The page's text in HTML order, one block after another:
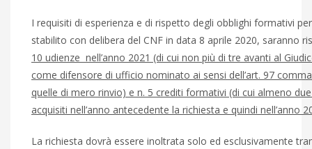
I requisiti di esperienza e di rispetto degli obblighi formativi
stabilito con delibera del CNF in data 8 aprile 2020, saranno
10 udienze nell’anno 2021 (di cui non più di tre avanti al
come difensore di ufficio nominato ai sensi dell’art. 97
quelle di mero rinvio) e n. 5 crediti formativi (di cui almeno
acquisiti nell’anno antecedente la richiesta e quindi nell’anno
La richiesta dovrà essere inoltrata solo ed esclusivamente